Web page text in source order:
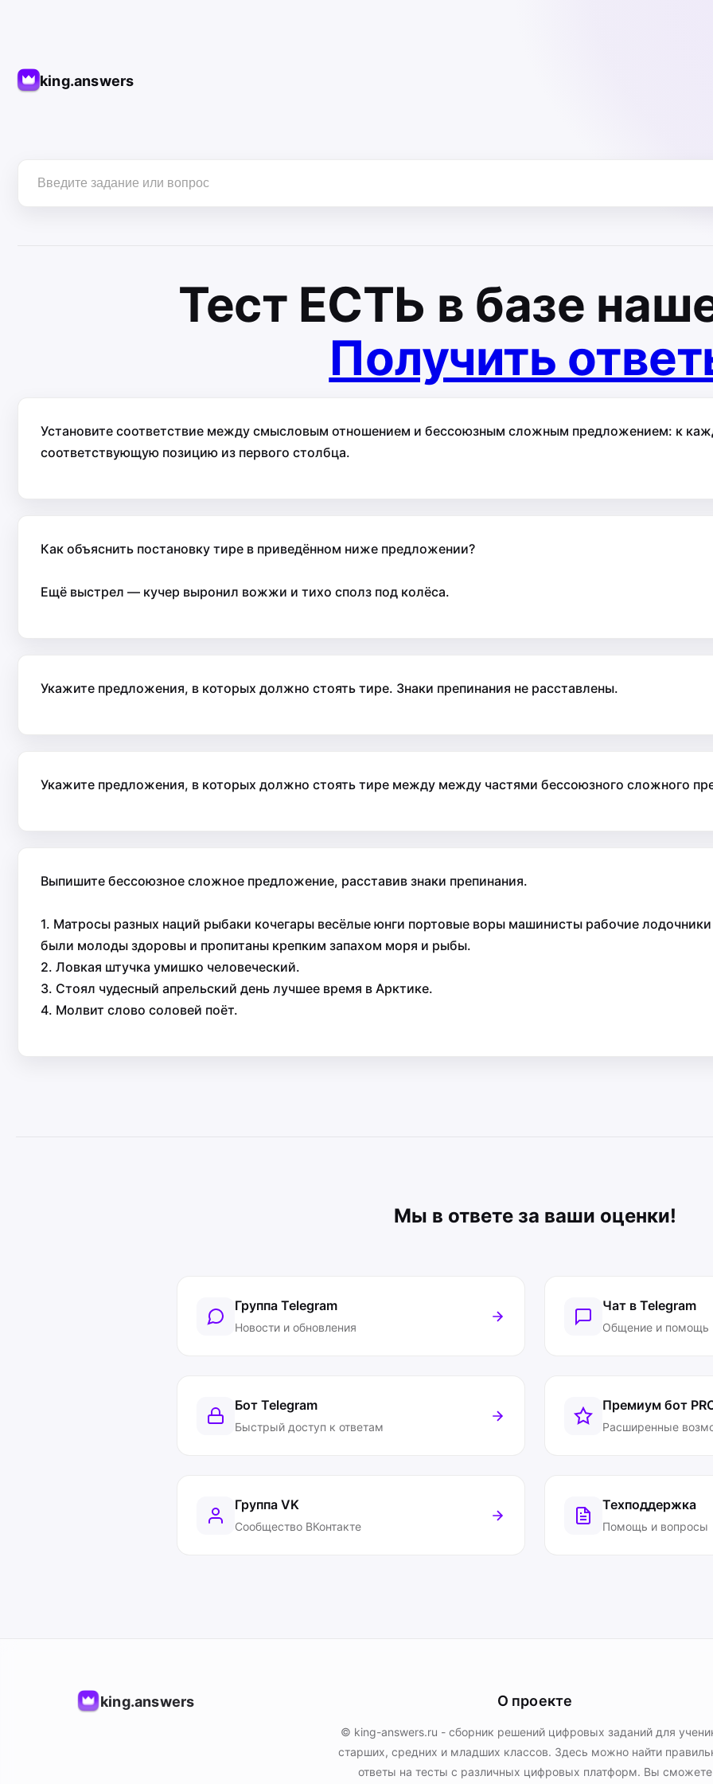
king.answers
Тест ЕСТЬ в базе
Получить
Установите соответствие между смысловым отношением и бессоюзным сложным предложением: к
соответствующую позицию из первого столбца.
Как объяснить постановку тире в приведённом ниже предложении?
Ещё выстрел — кучер выронил вожжи и тихо сполз под колёса.
Укажите предложения, в которых должно стоять тире. Знаки препинания не расставлены.
Укажите предложения, в которых должно стоять тире между между частями бессоюзного сложного
Выпишите бессоюзное сложное предложение, расставив знаки препинания.
1. Матросы разных наций рыбаки кочегары весёлые юнги портовые воры машинисты рабочие
были молоды здоровы и пропитаны крепким запахом моря и рыбы.
2. Ловкая штучка умишко человеческий.
3. Стоял чудесный апрельский день лучшее время в Арктике.
4. Молвит слово соловей поёт.
Мы в ответе за ваши оценки!
Группа Telegram
Новости и обновления
Чат в Telegram
Общение и помощь
Бот Telegram
Быстрый доступ к ответам
Премиум бот
Расширенные
Группа VK
Сообщество ВКонтакте
Техподдержка
Помощь и вопросы
king.answers О проекте
© king-answers.ru - сборник решений цифровых заданий для
старших, средних и младших классов. Здесь можно найти
ответы на тесты с различных цифровых платформ. Вы сможете